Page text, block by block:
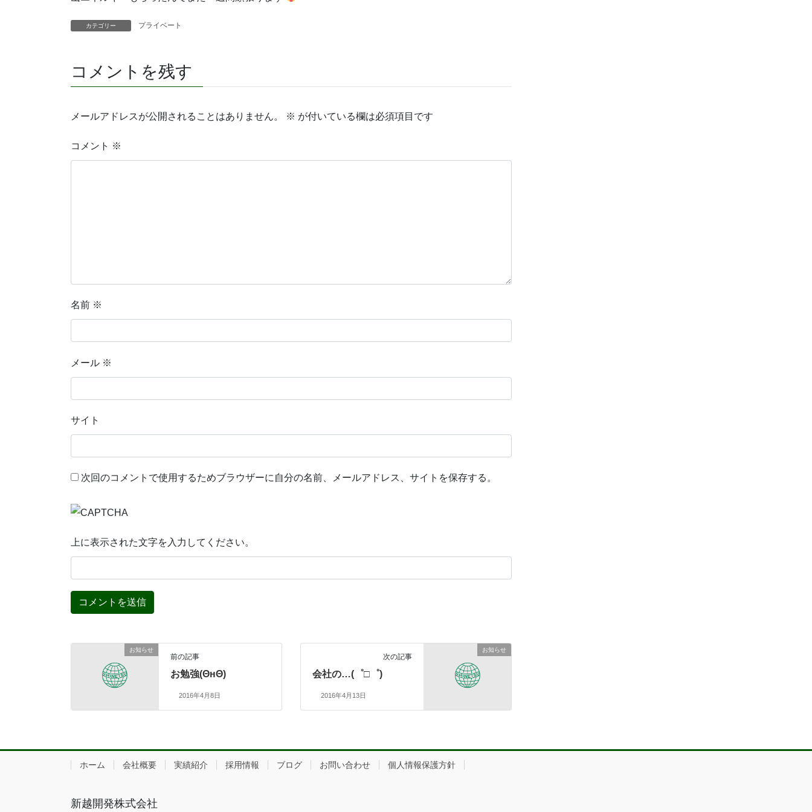
カテゴリー プライベート
コメントを残す
メールアドレスが公開されることはありません。 ※ が付いている欄は必須項目です
コメント ※
名前 ※
メール ※
サイト
次回のコメントで使用するためブラウザーに自分の名前、メールアドレス、サイトを保存する。
上に表示された文字を入力してください。
お知らせ
前の記事
お勉強(ΘнΘ)
2016年4月8日
お知らせ
次の記事
会社の…(゜□゜)
2016年4月13日
ホーム 会社概要 実績紹介 採用情報 ブログ お問い合わせ 個人情報保護方針
新越開発株式会社